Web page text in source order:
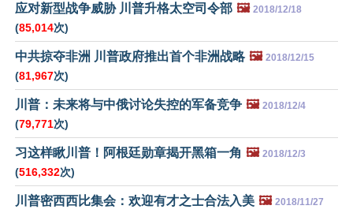
应对新型战争威胁 川普升格太空司令部 🖼️ 2018/12/18
(85,014次)
中共掠夺非洲 川普政府推出首个非洲战略 🖼️ 2018/12/15
(81,967次)
川普：未来将与中俄讨论失控的军备竞争 🖼️ 2018/12/4
(79,771次)
习这样瞅川普！阿根廷勋章揭开黑箱一角 🖼️ 2018/12/3
(516,332次)
川普密西西比集会：欢迎有才之士合法入美 🖼️ 2018/11/27